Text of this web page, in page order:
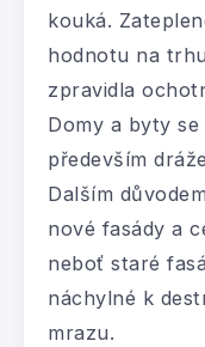
kouká.
hodnotu na
zpravidla
Domy a byty
především
Dalším
nové fasády a
neboť staré
náchylné k
mrazu.